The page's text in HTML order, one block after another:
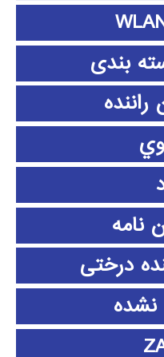
بندی
نامه
درختی
نشده